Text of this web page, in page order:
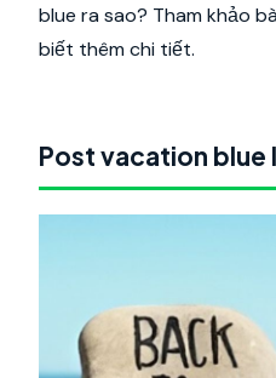
blue ra sao? Tham khảo
biết thêm chi tiết.
Post vacation blue